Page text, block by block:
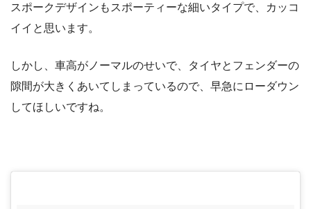
スポークデザインもスポーティーな細いタイプで、カッコ
イイと思います。
しかし、車高がノーマルのせいで、タイヤとフェンダーの
隙間が大きくあいてしまっているので、早急にローダウン
してほしいですね。